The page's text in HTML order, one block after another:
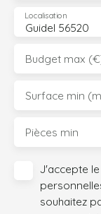
Guidel 56520
Localisation
Budget max
Surface min
Pièces min
J'accepte
souhaitez